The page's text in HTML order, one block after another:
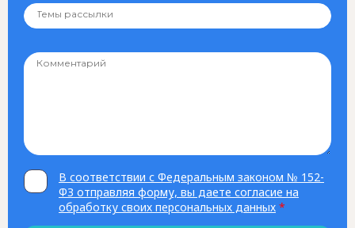
В соответствии с Федеральным законом № 152-
ФЗ отправляя форму, вы даете согласие на
обработку своих персональных данных *